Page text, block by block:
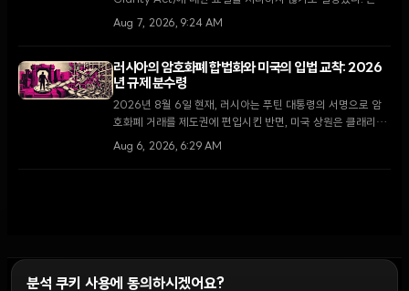
다수당 원내대표는 9월 복귀 후 최우선 과제로 다룰 것을 약속
Aug 7, 2026, 9:24 AM
러시아의 암호화폐 합법화와 미국의 입법 교착: 2026
년 규제 분수령
2026년 8월 6일 현재, 러시아는 푸틴 대통령의 서명으로 암
호화폐 거래를 제도권에 편입시킨 반면, 미국 상원은 클래리티
법안 처리를 두고 8월 휴회 전 마지막 진통을 겪고 있다.
Aug 6, 2026, 6:29 AM
분석 쿠키 사용에 동의하시겠어요?